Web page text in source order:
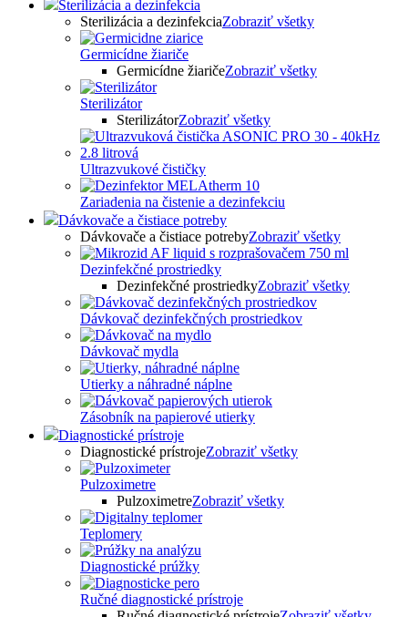
Sterilizácia a dezinfekcia
Sterilizácia a dezinfekciaZobraziť všetky
Germicídne žiariče
Germicídne žiaričeZobraziť všetky
Sterilizátor
SterilizátorZobraziť všetky
Ultrazvukové čističky
Zariadenia na čistenie a dezinfekciu
Dávkovače a čistiace potreby
Dávkovače a čistiace potrebyZobraziť všetky
Dezinfekčné prostriedky
Dezinfekčné prostriedkyZobraziť všetky
Dávkovač dezinfekčných prostriedkov
Dávkovač mydla
Utierky a náhradné náplne
Zásobník na papierové utierky
Diagnostické prístroje
Diagnostické prístrojeZobraziť všetky
Pulzoximetre
PulzoximetreZobraziť všetky
Teplomery
Diagnostické prúžky
Ručné diagnostické prístroje